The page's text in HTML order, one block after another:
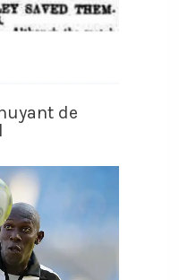
de